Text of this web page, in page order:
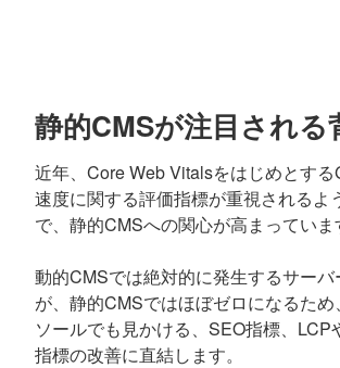
静的CMSが注目される
近年、Core Web Vitalsをはじめとす
速度に関する評価指標が重視されるよ
で、静的CMSへの関心が高まっていま
動的CMSでは絶対的に発生するサー
が、静的CMSではほぼゼロになるた
ソールでも見かける、SEO指標、LCP
指標の改善に直結します。